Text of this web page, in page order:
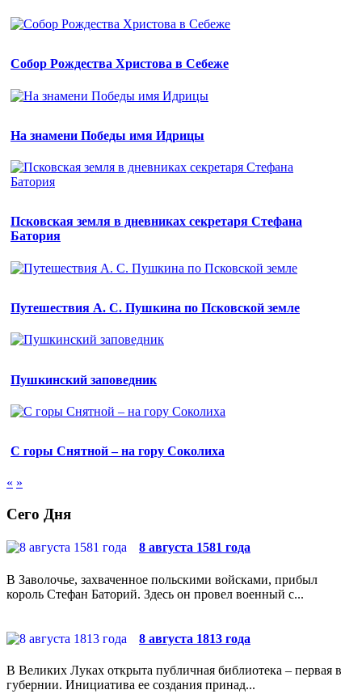
Собор Рождества Христова в Себеже
На знамени Победы имя Идрицы
Псковская земля в дневниках секретаря Стефана
Батория
Путешествия А. С. Пушкина по Псковской земле
Пушкинский заповедник
С горы Снятной – на гору Соколиха
« »
Сего Дня
8 августа 1581 года
В Заволочье, захваченное польскими войсками, прибыл
король Стефан Баторий. Здесь он провел военный с...
8 августа 1813 года
В Великих Луках открыта публичная библиотека – первая в
губернии. Инициатива ее создания принад...